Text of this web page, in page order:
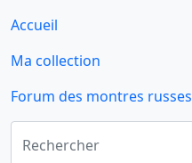
Accueil
Ma collection
Forum des montres russes